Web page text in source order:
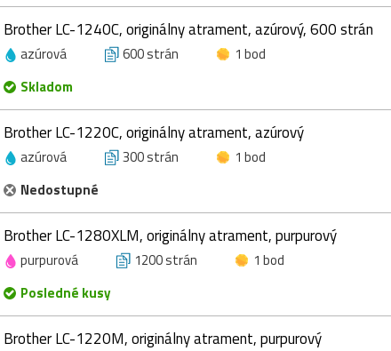
Brother LC-1240C, originálny atrament, azúrový, 600 strán
azúrová 600 strán
1 bod
Skladom
Brother LC-1220C, originálny atrament, azúrový
azúrová 300 strán
1 bod
Nedostupné
Brother LC-1280XLM, originálny atrament, purpurový
purpurová 1200 strán
1 bod
Posledné kusy
Brother LC-1220M, originálny atrament, purpurový